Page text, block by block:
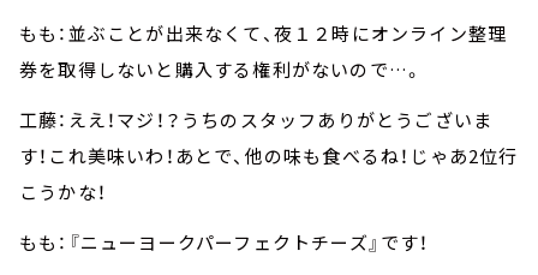
もも：並ぶことが出来なくて、夜１２時にオンライン整理
券を取得しないと購入する権利がないので…。
工藤：ええ！マジ！？うちのスタッフありがとうございま
す！これ美味いわ！あとで、他の味も食べるね！じゃあ2位行
こうかな！
もも：『ニューヨークパーフェクトチーズ』です！